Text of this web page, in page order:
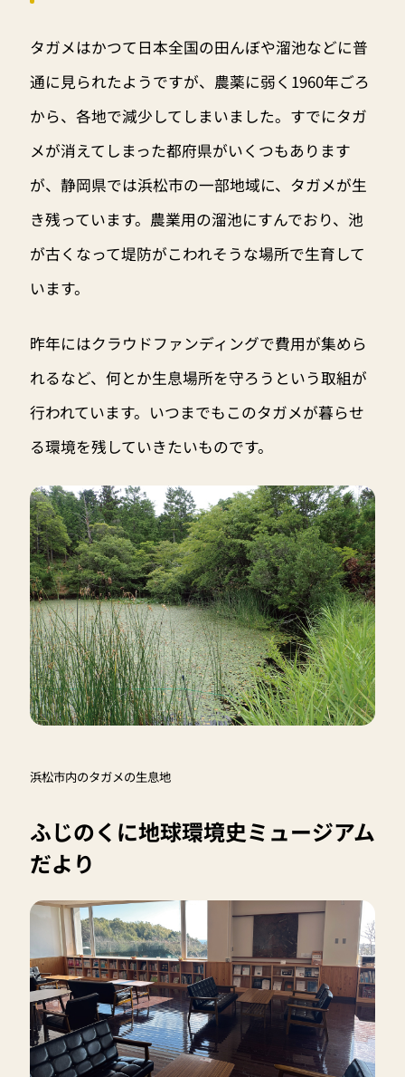
タガメはかつて日本全国の田んぼや溜池などに普
通に見られたようですが、農薬に弱く1960年ごろ
から、各地で減少してしまいました。すでにタガ
メが消えてしまった都府県がいくつもあります
が、静岡県では浜松市の一部地域に、タガメが生
き残っています。農業用の溜池にすんでおり、池
が古くなって堤防がこわれそうな場所で生育して
います。
昨年にはクラウドファンディングで費用が集めら
れるなど、何とか生息場所を守ろうという取組が
行われています。いつまでもこのタガメが暮らせ
る環境を残していきたいものです。
浜松市内のタガメの生息地
ふじのくに地球環境史ミュージアム
だより